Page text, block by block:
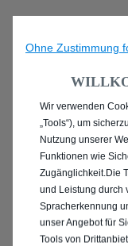
MIT
Ohne Zustimmung
Wir verwenden
„Tools“), um
Nutzung unserer
Funktionen wie
Zugänglichkeit.Die
und Leistung durch
Spracherkennung
unser Angebot für
Tools von